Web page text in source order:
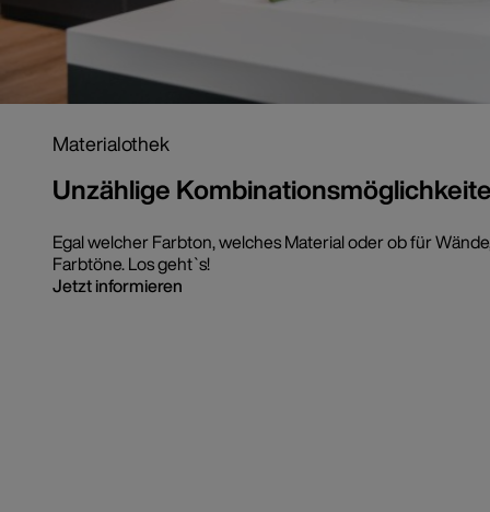
Materialothek
Unzählige
Egal welcher Farbton, welches Material oder ob für
Farbtöne. Los geht`s!
Jetzt informieren